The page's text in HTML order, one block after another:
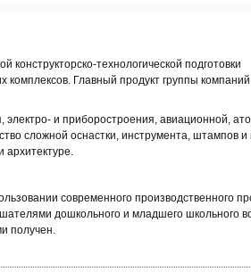
технологической подготовки
Главный продукт группы
электро- и приборостроения, авиационной,
сложной оснастки, инструмента, штампов и
архитектуре.
современного производственного
дошкольного и младшего школьного
получен.